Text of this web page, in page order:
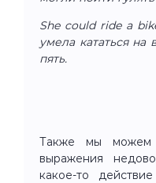
She could ride a
умела кататься
пять.
Также мы можем
выражения
какое-то